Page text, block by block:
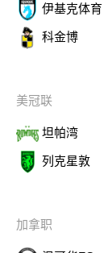
伊基克体育
科金博
美冠联
坦帕湾
列克星敦
加拿职